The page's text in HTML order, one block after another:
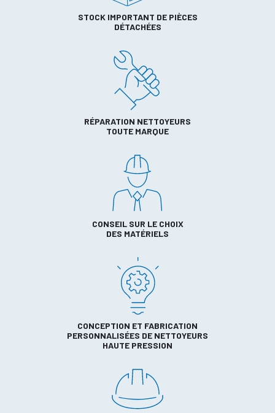
STOCK IMPORTANT DE PIÈCES
DÉTACHÉES
RÉPARATION NETTOYEURS
TOUTE MARQUE
CONSEIL SUR LE CHOIX
DES MATÉRIELS
CONCEPTION ET FABRICATION
PERSONNALISÉES DE NETTOYEURS
HAUTE PRESSION